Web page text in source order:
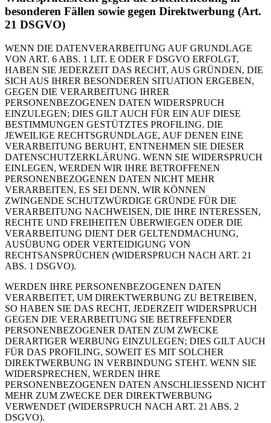
besonderen Fällen sowie gegen Direktwerbung (Art.
21 DSGVO)
WENN DIE DATENVERARBEITUNG AUF GRUNDLAGE
VON ART. 6 ABS. 1 LIT. E ODER F DSGVO ERFOLGT,
HABEN SIE JEDERZEIT DAS RECHT, AUS GRÜNDEN, DIE
SICH AUS IHRER BESONDEREN SITUATION ERGEBEN,
GEGEN DIE VERARBEITUNG IHRER
PERSONENBEZOGENEN DATEN WIDERSPRUCH
EINZULEGEN; DIES GILT AUCH FÜR EIN AUF DIESE
BESTIMMUNGEN GESTÜTZTES PROFILING. DIE
JEWEILIGE RECHTSGRUNDLAGE, AUF DENEN EINE
VERARBEITUNG BERUHT, ENTNEHMEN SIE DIESER
DATENSCHUTZERKLÄRUNG. WENN SIE WIDERSPRUCH
EINLEGEN, WERDEN WIR IHRE BETROFFENEN
PERSONENBEZOGENEN DATEN NICHT MEHR
VERARBEITEN, ES SEI DENN, WIR KÖNNEN
ZWINGENDE SCHUTZWÜRDIGE GRÜNDE FÜR DIE
VERARBEITUNG NACHWEISEN, DIE IHRE INTERESSEN,
RECHTE UND FREIHEITEN ÜBERWIEGEN ODER DIE
VERARBEITUNG DIENT DER GELTENDMACHUNG,
AUSÜBUNG ODER VERTEIDIGUNG VON
RECHTSANSPRÜCHEN (WIDERSPRUCH NACH ART. 21
ABS. 1 DSGVO).
WERDEN IHRE PERSONENBEZOGENEN DATEN
VERARBEITET, UM DIREKTWERBUNG ZU BETREIBEN,
SO HABEN SIE DAS RECHT, JEDERZEIT WIDERSPRUCH
GEGEN DIE VERARBEITUNG SIE BETREFFENDER
PERSONENBEZOGENER DATEN ZUM ZWECKE
DERARTIGER WERBUNG EINZULEGEN; DIES GILT AUCH
FÜR DAS PROFILING, SOWEIT ES MIT SOLCHER
DIREKTWERBUNG IN VERBINDUNG STEHT. WENN SIE
WIDERSPRECHEN, WERDEN IHRE
PERSONENBEZOGENEN DATEN ANSCHLIESSEND NICHT
MEHR ZUM ZWECKE DER DIREKTWERBUNG
VERWENDET (WIDERSPRUCH NACH ART. 21 ABS. 2
DSGVO).